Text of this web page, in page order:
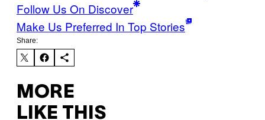
Follow Us On Discover
Make Us Preferred In Top Stories
Share:
MORE
LIKE THIS